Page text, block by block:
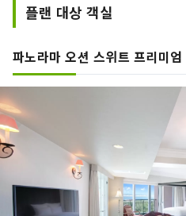
플랜 대상 객실
파노라마 오션 스위트 프리미엄